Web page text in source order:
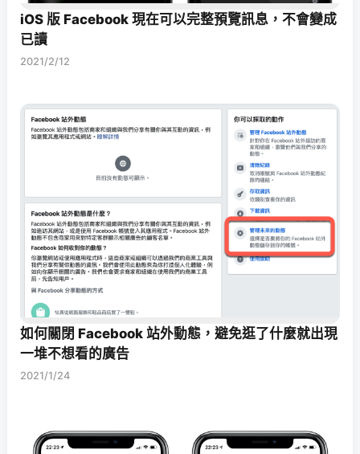
iOS 版 Facebook 現在可以完整預覽訊息，不會變成
已讀
2021/2/12
如何關閉 Facebook 站外動態，避免逛了什麼就出現
一堆不想看的廣告
2021/1/24